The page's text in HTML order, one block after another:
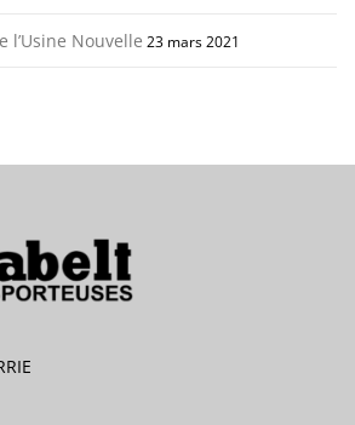
l’Usine Nouvelle 23 mars 2021